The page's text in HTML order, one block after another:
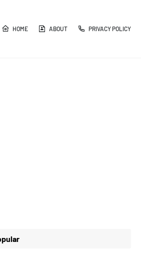
HOME ABOUT PRIVACY POLICY